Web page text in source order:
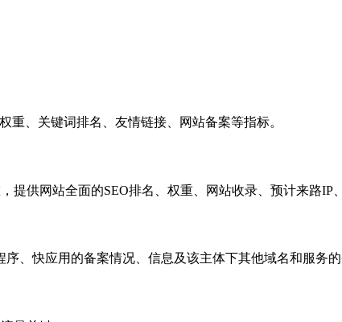
重、关键词排名、友情链接、网站备案等指标。
供网站全面的SEO排名、权重、网站收录、预计来路IP
、快应用的备案情况、信息及该主体下其他域名和服务的